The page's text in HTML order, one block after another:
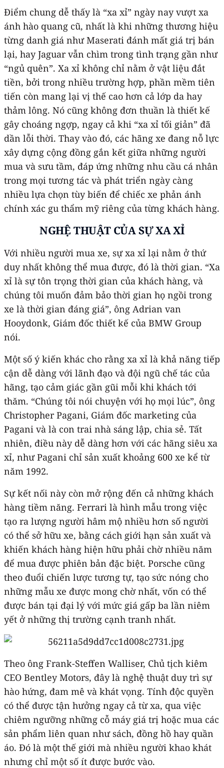
Điểm chung dễ thấy là “xa xỉ” ngày nay vượt xa
ánh hào quang cũ, nhất là khi những thương hiệu
từng danh giá như Maserati đánh mất giá trị bán
lại, hay Jaguar vẫn chìm trong tình trạng gần như
“ngủ quên”. Xa xỉ không chỉ nằm ở vật liệu đắt
tiền, bởi trong nhiều trường hợp, phần mềm tiên
tiến còn mang lại vị thế cao hơn cả lớp da hay
thảm lông. Nó cũng không đơn thuần là thiết kế
gây choáng ngợp, ngay cả khi “xa xỉ tối giản” đã
dần lỗi thời. Thay vào đó, các hãng xe đang nỗ lực
xây dựng cộng đồng gắn kết giữa những người
mua và sưu tầm, đáp ứng những nhu cầu cá nhân
trong mọi tương tác và phát triển ngày càng
nhiều lựa chọn tùy biến để chiếc xe phản ánh
chính xác gu thẩm mỹ riêng của từng khách hàng.
NGHỆ THUẬT CỦA SỰ XA XỈ
Với nhiều người mua xe, sự xa xỉ lại nằm ở thứ
duy nhất không thể mua được, đó là thời gian. “Xa
xỉ là sự tôn trọng thời gian của khách hàng, và
chúng tôi muốn đảm bảo thời gian họ ngồi trong
xe là thời gian đáng giá”, ông Adrian van
Hooydonk, Giám đốc thiết kế của BMW Group
nói.
Một số ý kiến khác cho rằng xa xỉ là khả năng tiếp
cận dễ dàng với lãnh đạo và đội ngũ chế tác của
hãng, tạo cảm giác gần gũi mỗi khi khách tới
thăm. “Chúng tôi nói chuyện với họ mọi lúc”, ông
Christopher Pagani, Giám đốc marketing của
Pagani và là con trai nhà sáng lập, chia sẻ. Tất
nhiên, điều này dễ dàng hơn với các hãng siêu xa
xỉ, như Pagani chỉ sản xuất khoảng 600 xe kể từ
năm 1992.
Sự kết nối này còn mở rộng đến cả những khách
hàng tiềm năng. Ferrari là hình mẫu trong việc
tạo ra lượng người hâm mộ nhiều hơn số người
có thể sở hữu xe, bằng cách giới hạn sản xuất và
khiến khách hàng hiện hữu phải chờ nhiều năm
để mua được phiên bản đặc biệt. Porsche cũng
theo đuổi chiến lược tương tự, tạo sức nóng cho
những mẫu xe được mong chờ nhất, vốn có thể
được bán tại đại lý với mức giá gấp ba lần niêm
yết ở những thị trường cạnh tranh nhất.
Theo ông Frank-Steffen Walliser, Chủ tịch kiêm
CEO Bentley Motors, đây là nghệ thuật duy trì sự
hào hứng, đam mê và khát vọng. Tính độc quyền
có thể được tận hưởng ngay cả từ xa, qua việc
chiêm ngưỡng những cỗ máy giá trị hoặc mua các
sản phẩm liên quan như sách, đồng hồ hay quần
áo. Đó là một thế giới mà nhiều người khao khát
nhưng chỉ một số ít được bước vào.